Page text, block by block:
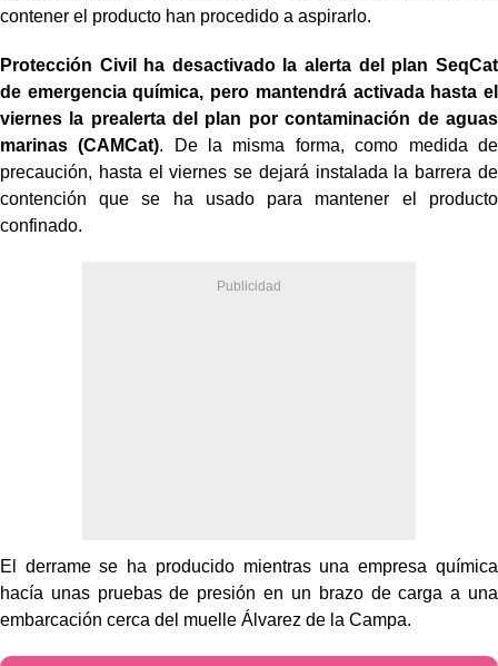
contener el producto han procedido a aspirarlo.
Protección Civil ha desactivado la alerta del plan SeqCat
de emergencia química, pero mantendrá activada hasta el
viernes la prealerta del plan por contaminación de aguas
marinas (CAMCat). De la misma forma, como medida de
precaución, hasta el viernes se dejará instalada la barrera de
contención que se ha usado para mantener el producto
confinado.
El derrame se ha producido mientras una empresa química
hacía unas pruebas de presión en un brazo de carga a una
embarcación cerca del muelle Álvarez de la Campa.